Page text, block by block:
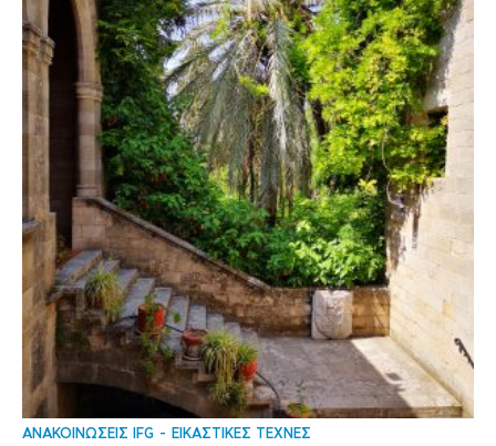
ΑΝΑΚΟΙΝΩΣΕΙΣ IFG ΕΙΚΑΣΤΙΚΕΣ ΤΕΧΝΕΣ